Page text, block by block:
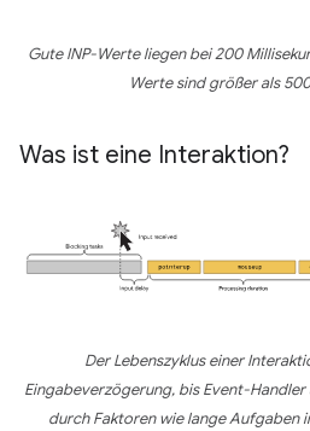
Gute INP-Werte liegen bei 200
Werte sind größer als
Was ist eine Interaktion?
Der Lebenszyklus einer
Eingabeverzögerung, bis Event-
durch Faktoren wie lange Aufgaben